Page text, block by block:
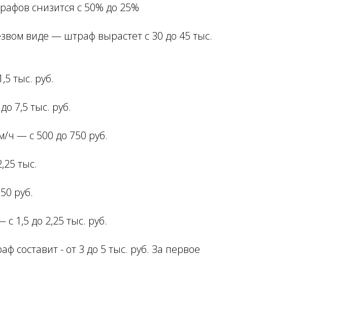
снизится с 50% до 25%
виде — штраф вырастет с 30 до 45 тыс.
тыс. руб.
7,5 тыс. руб.
ч — с 500 до 750 руб.
тыс.
руб.
1,5 до 2,25 тыс. руб.
составит - от 3 до 5 тыс. руб. За первое